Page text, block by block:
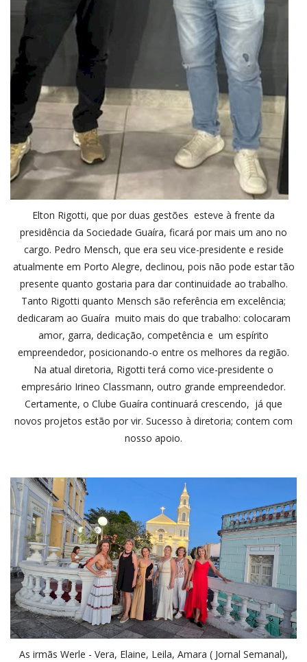
Elton Rigotti, que por duas gestões esteve à frente da
presidência da Sociedade Guaíra, ficará por mais um ano no
cargo. Pedro Mensch, que era seu vice-presidente e reside
atualmente em Porto Alegre, declinou, pois não pode estar tão
presente quanto gostaria para dar continuidade ao trabalho.
Tanto Rigotti quanto Mensch são referência em excelência;
dedicaram ao Guaíra muito mais do que trabalho: colocaram
amor, garra, dedicação, competência e um espírito
empreendedor, posicionando-o entre os melhores da região.
Na atual diretoria, Rigotti terá como vice-presidente o
empresário Irineo Classmann, outro grande empreendedor.
Certamente, o Clube Guaíra continuará crescendo, já que
novos projetos estão por vir. Sucesso à diretoria; contem com
nosso apoio.
As irmãs Werle - Vera, Elaine, Leila, Amara ( Jornal Semanal),